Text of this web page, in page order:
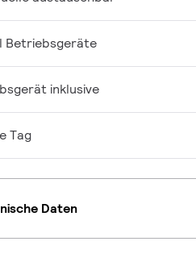
Betriebsgeräte
inklusive
Tag
Daten